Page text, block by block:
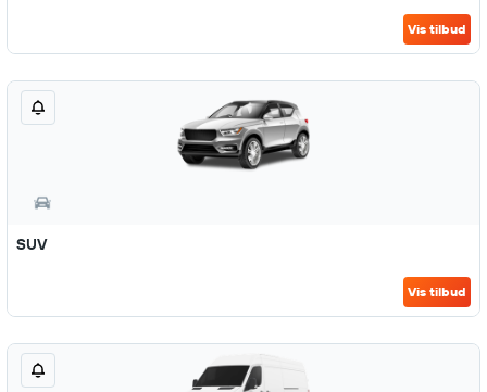
Vis tilbud
SUV
Vis tilbud